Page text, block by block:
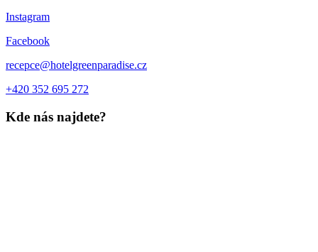
Instagram
Facebook
recepce@hotelgreenparadise.cz
+420 352 695 272
Kde nás najdete?